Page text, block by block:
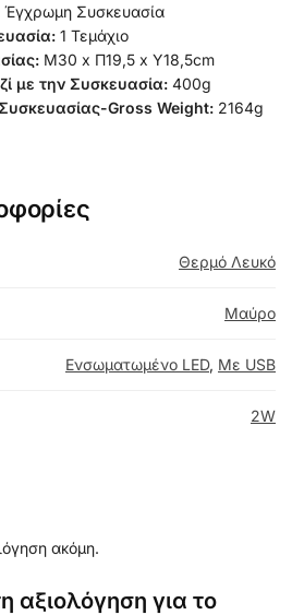
Έγχρωμη Συσκευασία
1 Τεμάχιο
Μ30 x Π19,5 x Υ18,5cm
με την Συσκευασία: 400g
Gross Weight: 2164g
Θερμό Λευκό
Μαύρο
Ενσωματωμένο LED, Με USB
2W
ακόμη.
αξιολόγηση για το